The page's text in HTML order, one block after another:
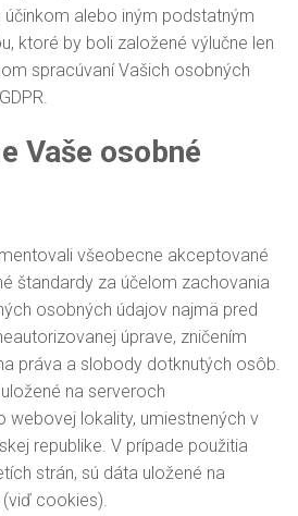
alebo iným podstatným
ktoré by boli založené výlučne len
spracúvaní Vašich osobných
Vaše osobné
všeobecne akceptované
štandardy za účelom zachovania
osobných údajov najmä pred
úprave, zničením
práva a slobody dotknutých osôb.
na serveroch
lokality, umiestnených v
republike. V prípade použitia
strán, sú dáta uložené na
cookies).